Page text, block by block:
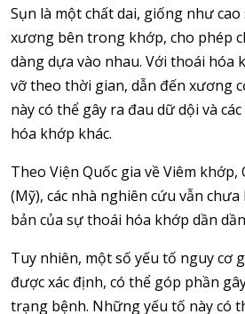
Sụn là một chất dai, giống như cao
xương bên trong khớp, cho phép
dàng dựa vào nhau. Với thoái hóa
vỡ theo thời gian, dẫn đến xương
này có thể gây ra đau dữ dội và
hóa khớp khác.
Theo Viện Quốc gia về Viêm khớp,
(Mỹ), các nhà nghiên cứu vẫn
bản của sự thoái hóa khớp dần
Tuy nhiên, một số yếu tố nguy cơ
được xác định, có thể góp phần
trạng bệnh. Những yếu tố này có